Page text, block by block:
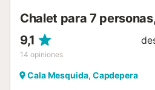
Chalet para 7
9,1
14 opiniones
Cala Mesquida, Capdepera